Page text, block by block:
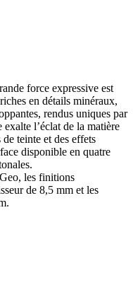
force expressive est
en détails minéraux,
rendus uniques par
l’éclat de la matière
teinte et des effets
disponible en quatre
les finitions
de 8,5 mm et les